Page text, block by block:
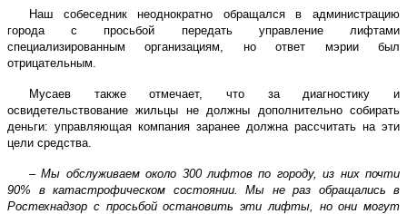
Наш собеседник неоднократно обращался в администрацию
города с просьбой передать управление лифтами
специализированным организациям, но ответ мэрии был
отрицательным.
Мусаев также отмечает, что за диагностику и
освидетельствование жильцы не должны дополнительно собирать
деньги: управляющая компания заранее должна рассчитать на эти
цели средства.
–Мы обслуживаем около 300 лифтов по городу, из них почти
90% в катастрофическом состоянии. Мы не раз обращались в
Ростехнадзор с просьбой остановить эти лифты, но они могут